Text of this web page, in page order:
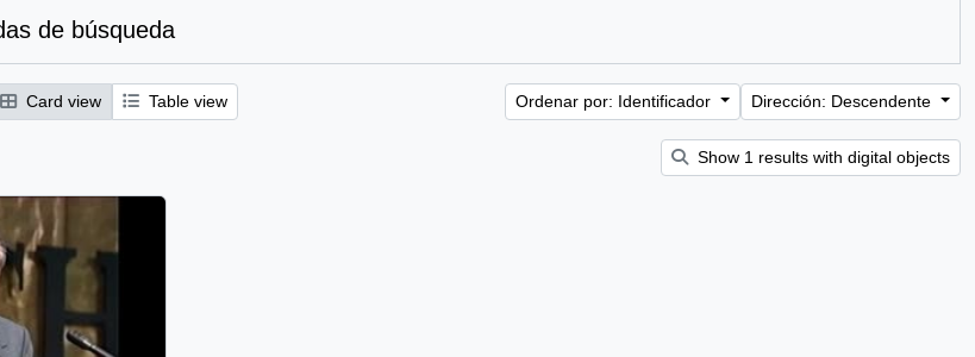
de búsqueda
Card view Table view Ordenar por: Identificador Dirección: Descendente
Show 1 results with digital objects